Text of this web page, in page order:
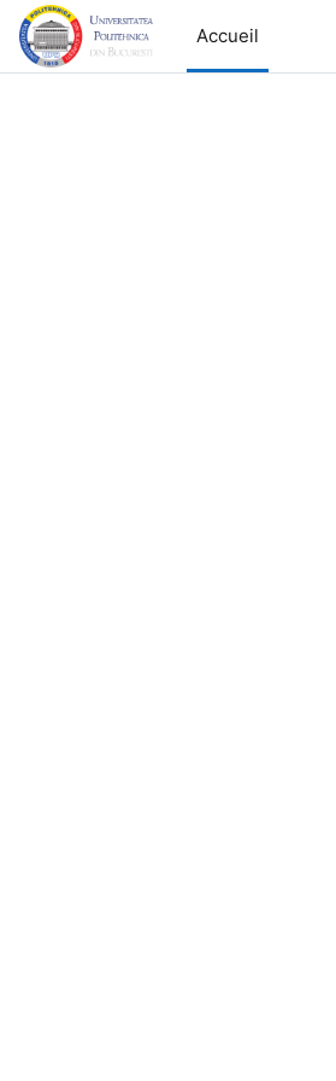
Passer au contenu principal
Accueil